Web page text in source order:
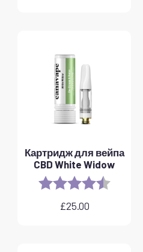
of 5 stars
Картридж для вейпа
CBD White Widow
Rating: 4.6 out
£25.00